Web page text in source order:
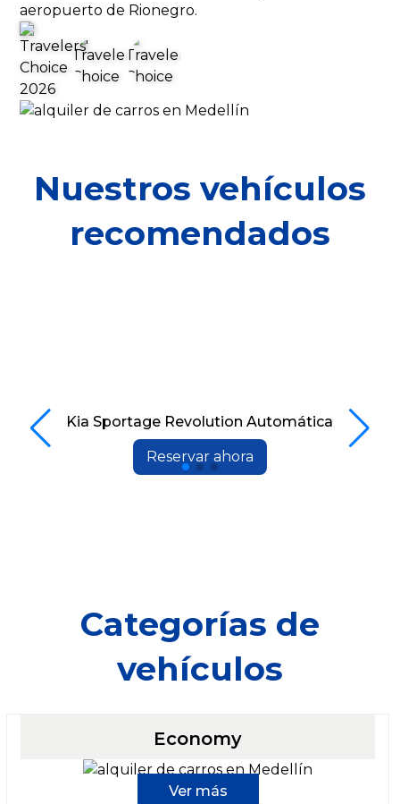
aeropuerto de Rionegro.
Nuestros vehículos
recomendados
Kia Sportage Revolution Automática
Reservar ahora
Categorías de
vehículos
Economy
Ver más